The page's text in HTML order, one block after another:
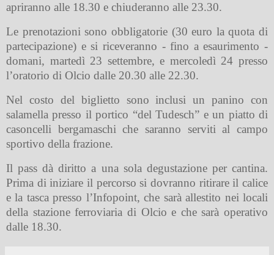
apriranno alle 18.30 e chiuderanno alle 23.30.
Le prenotazioni sono obbligatorie (30 euro la quota di
partecipazione) e si riceveranno - fino a esaurimento -
domani, martedì 23 settembre, e mercoledì 24 presso
l’oratorio di Olcio dalle 20.30 alle 22.30.
Nel costo del biglietto sono inclusi un panino con
salamella presso il portico “del Tudesch” e un piatto di
casoncelli bergamaschi che saranno serviti al campo
sportivo della frazione.
Il pass dà diritto a una sola degustazione per cantina.
Prima di iniziare il percorso si dovranno ritirare il calice
e la tasca presso l’Infopoint, che sarà allestito nei locali
della stazione ferroviaria di Olcio e che sarà operativo
dalle 18.30.